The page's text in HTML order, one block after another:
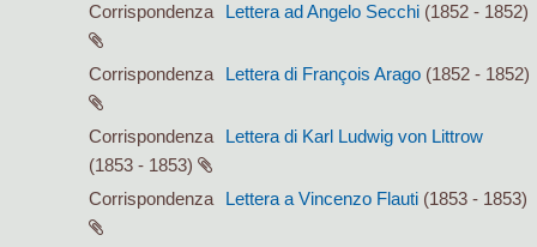
Corrispondenza
Lettera ad Angelo Secchi (1852 - 1852)
Corrispondenza Lettera di François Arago (1852 - 1852)
Corrispondenza
Lettera di Karl Ludwig von Littrow
(1853 - 1853)
Corrispondenza
Lettera a Vincenzo Flauti (1853 - 1853)